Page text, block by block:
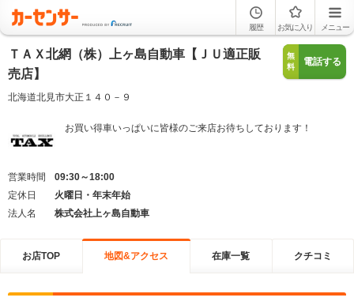
履歴 お気に入り メニュー
ＴＡＸ北網（株）上ヶ島自動車【ＪＵ適正販
売店】
北海道北見市大正１４０－９
無
料
電話する
お買い得車いっぱいに皆様のご来店お待ちしております！
営業時間
09:30～18:00
定休日
火曜日・年末年始
法人名
株式会社上ヶ島自動車
お店TOP 地図&アクセス 在庫一覧 クチコミ